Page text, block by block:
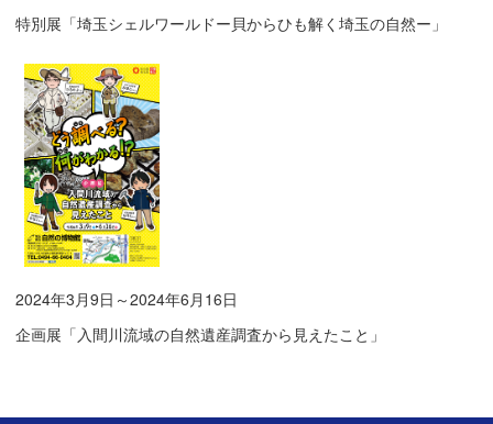
特別展「埼玉シェルワールドー貝からひも解く埼玉の自然ー」
2024年3月9日～2024年6月16日
企画展「入間川流域の自然遺産調査から見えたこと」